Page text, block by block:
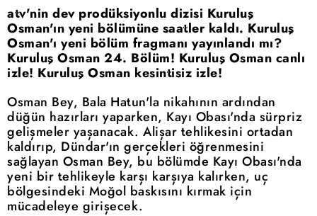
atv'nin dev prodüksiyonlu dizisi Kuruluş
Osman'ın yeni bölümüne saatler kaldı. Kuruluş
Osman'ı yeni bölüm fragmanı yayınlandı mı?
Kuruluş Osman 24. Bölüm! Kuruluş Osman canlı
izle! Kuruluş Osman kesintisiz izle!
Osman Bey, Bala Hatun'la nikahının ardından
düğün hazırları yaparken, Kayı Obası'nda sürpriz
gelişmeler yaşanacak. Alişar tehlikesini ortadan
kaldırıp, Dündar'ın gerçekleri öğrenmesini
sağlayan Osman Bey, bu bölümde Kayı Obası'nda
yeni bir tehlikeyle karşı karşıya kalırken, uç
bölgesindeki Moğol baskısını kırmak için
mücadeleye girişecek.